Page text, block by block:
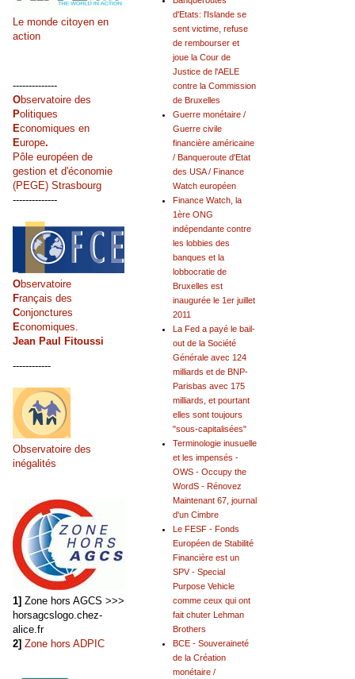
d'Etats: l'Islande se
sent victime, refuse
de rembourser et
joue la Cour de
Justice de l'AELE
contre la Commission
de Bruxelles
Guerre monétaire /
Guerre civile
financière américaine
/ Banqueroute d'Etat
des USA / Finance
Watch européen
Finance Watch, la
1ère ONG
indépendante contre
les lobbies des
banques et la
lobbocratie de
Bruxelles est
inaugurée le 1er juillet
2011
La Fed a payé le bail-
out de la Société
Générale avec 124
milliards et de BNP-
Parisbas avec 175
milliards, et pourtant
elles sont toujours
"sous-capitalisées"
Terminologie inusuelle
et les impensés -
OWS - Occupy the
WordS - Rénovez
Maintenant 67, journal
d'un Cimbre
Le FESF - Fonds
Européen de Stabilité
Financière est un
SPV - Special
Purpose Vehicle
comme ceux qui ont
fait chuter Lehman
Brothers
BCE - Souveraineté
de la Création
monétaire /
Le monde citoyen en
action
--------------
Observatoire des
Politiques
Economiques en
Europe.
Pôle européen de
gestion et d'économie
(PEGE) Strasbourg
--------------
Observatoire
Français des
Conjonctures
Economiques.
Jean Paul Fitoussi
------------
Observatoire des
inégalités
1] Zone hors AGCS >>>
horsagcslogo.chez-
alice.fr
2] Zone hors ADPIC